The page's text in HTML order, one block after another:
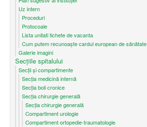
Uz intern
Proceduri
Protocoale
Lista unitati tichete de vacanta
Cum putem recunoaşte cardul european de sănătate
Galerie imagini
Secțiile spitalului
Secții și compartimente
Secţia medicină internă
Secția boli cronice
Secția chirurgie generală
Secția chirurgie generală
Compartiment urologie
Compartiment ortopedie-traumatologie